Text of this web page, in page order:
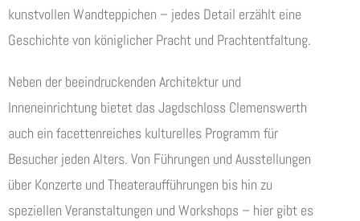
kunstvollen Wandteppichen – jedes Detail erzählt eine
Geschichte von königlicher Pracht und Prachtentfaltung.
Neben der beeindruckenden Architektur und
Inneneinrichtung bietet das Jagdschloss Clemenswerth
auch ein facettenreiches kulturelles Programm für
Besucher jeden Alters. Von Führungen und Ausstellungen
über Konzerte und Theateraufführungen bis hin zu
speziellen Veranstaltungen und Workshops – hier gibt es